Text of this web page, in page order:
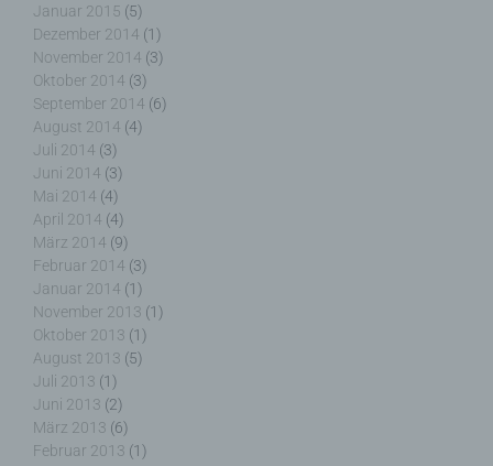
Januar 2015 (5)
Dezember 2014 (1)
November 2014 (3)
Oktober 2014 (3)
September 2014 (6)
August 2014 (4)
Juli 2014 (3)
Juni 2014 (3)
Mai 2014 (4)
April 2014 (4)
März 2014 (9)
Februar 2014 (3)
Januar 2014 (1)
November 2013 (1)
Oktober 2013 (1)
August 2013 (5)
Juli 2013 (1)
Juni 2013 (2)
März 2013 (6)
Februar 2013 (1)
j) Dritter
Dritter ist eine natürliche oder juristische Person,
Behörde, Einrichtung oder andere Stelle außer der
betroffenen Person, dem Verantwortlichen, dem
Auftragsverarbeiter und den Personen, die unter
der unmittelbaren Verantwortung des
Verantwortlichen oder des Auftragsverarbeiters
befugt sind, die personenbezogenen Daten zu
verarbeiten.
k) Einwilligung
Einwilligung ist jede von der betroffenen Person